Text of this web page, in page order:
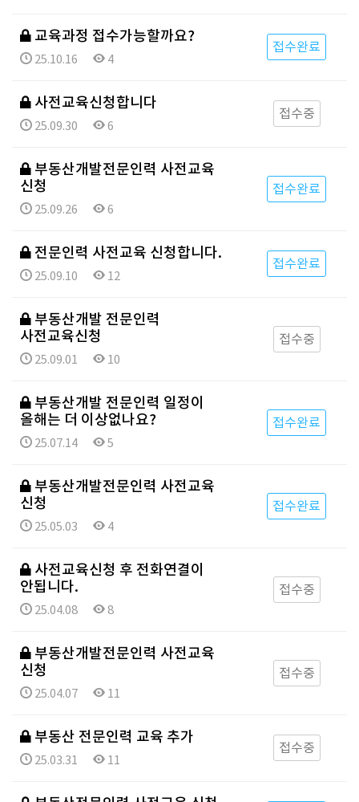
교육과정 접수가능할까요?
25.10.16 4
접수완료
사전교육신청합니다
25.09.30 6
접수중
부동산개발전문인력 사전교육
신청
25.09.26 6
접수완료
전문인력 사전교육 신청합니다.
25.09.10 12
접수완료
부동산개발 전문인력
사전교육신청
25.09.01 10
접수중
부동산개발 전문인력 일정이
올해는 더 이상없나요?
25.07.14 5
접수완료
부동산개발전문인력 사전교육
신청
25.05.03 4
접수완료
사전교육신청 후 전화연결이
안됩니다.
25.04.08 8
접수중
부동산개발전문인력 사전교육
신청
25.04.07 11
접수중
부동산 전문인력 교육 추가
25.03.31 11
접수중